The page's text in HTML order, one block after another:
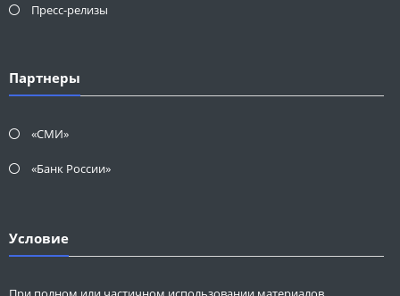
Пресс-релизы
Партнеры
«СМИ»
«Банк России»
Условие